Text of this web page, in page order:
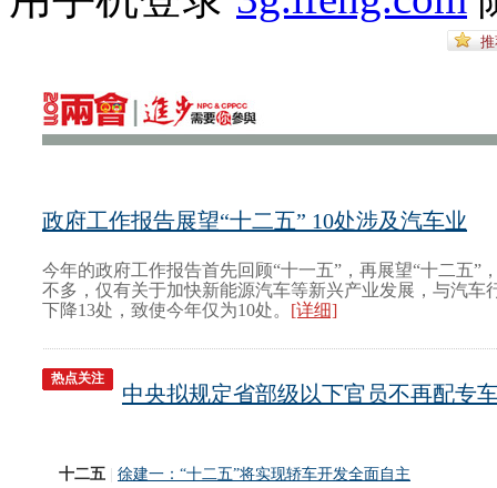
政府工作报告展望“十二五” 10处涉及汽车业
今年的政府工作报告首先回顾“十一五”，再展望“十二五”
不多，仅有关于加快新能源汽车等新兴产业发展，与汽车
下降13处，致使今年仅为10处。 [详细]
热点关注
中央拟规定省部级以下官员不再配专
十二五 | 徐建一：“十二五”将实现轿车开发全面自主